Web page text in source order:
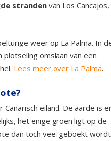
stranden van Los Cancajos,
weer op La Palma. In
omslaan van een
Lees meer over La Palma.
eiland. De aarde is er
het enige groen ligt op de
dan toch veel geboekt